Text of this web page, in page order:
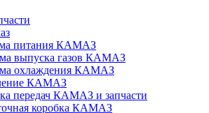
питания КАМАЗ
выпуска газов КАМАЗ
охлаждения КАМАЗ
КАМАЗ
передач КАМАЗ и запчасти
коробка КАМАЗ